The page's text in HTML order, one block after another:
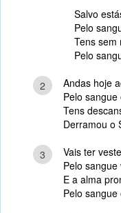
Salvo
Pelo
Tens sem
Pelo
2
Andas hoje
Pelo
Tens
Derramou o
3
Vais ter
Pelo
E a alma
Pelo